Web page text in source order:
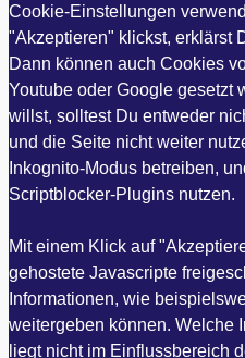
Cookie-Einstellungen
"Akzeptieren" klickst, erklärst
Dann können auch Cookies
Youtube oder Google gesetzt
willst, solltest Du entweder
und die Seite nicht weiter
Inkognito-Modus betreiben,
Scriptblocker-Plugins nutzen.
Mit einem Klick auf
gehostete Javascripte
Informationen, wie
weitergeben können. Welche
liegt nicht im Einflussbereich